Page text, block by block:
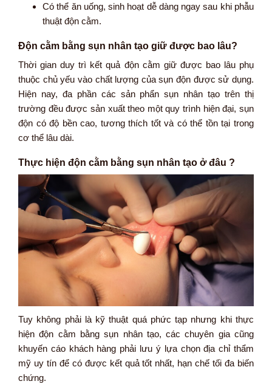
Có thể ăn uống, sinh hoạt dễ dàng ngay sau khi phẫu
thuật độn cằm.
Độn cằm bằng sụn nhân tạo giữ được bao lâu?
Thời gian duy trì kết quả độn cằm giữ được bao lâu phụ
thuộc chủ yếu vào chất lượng của sụn độn được sử dụng.
Hiện nay, đa phần các sản phẩn sụn nhân tạo trên thị
trường đều được sản xuất theo một quy trình hiện đại, sụn
độn có độ bền cao, tương thích tốt và có thể tồn tại trong
cơ thể lâu dài.
Thực hiện độn cằm bằng sụn nhân tạo ở đâu ?
Tuy không phải là kỹ thuật quá phức tạp nhưng khi thực
hiện độn cằm bằng sụn nhân tạo, các chuyên gia cũng
khuyến cáo khách hàng phải lưu ý lựa chọn địa chỉ thẩm
mỹ uy tín để có được kết quả tốt nhất, hạn chế tối đa biến
chứng.